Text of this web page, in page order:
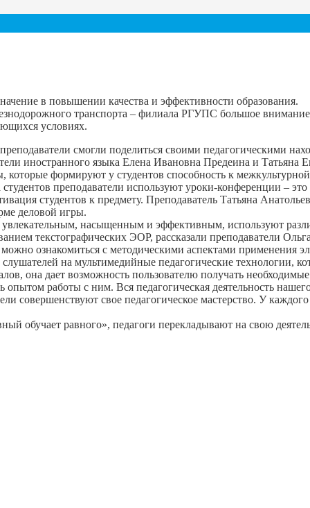
в повышении качества и эффективности образования.
транспорта – филиала РГУПС большое
условиях.
смогли поделиться своими педагогическими
иностранного языка Елена Ивановна Предеина и
которые формируют у студентов способность к
преподаватели используют уроки-конференции –
студентов к предмету. Преподаватель Татьяна
деловой игры.
насыщенным и эффективным, используют
текстографических ЭОР, рассказали преподаватели
ознакомиться с методическими аспектами применения
на мультимедийные педагогические технологии,
она дает возможность пользователю получать
опытом работы с ним. Вся педагогическая деятельность
совершенствуют свое педагогическое мастерство. У
обучает равного», педагоги перекладывают на свою